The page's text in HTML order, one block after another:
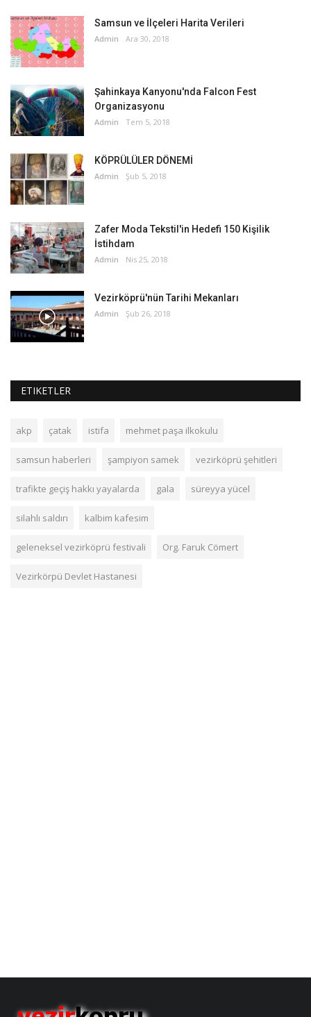
Samsun ve İlçeleri Harita Verileri
Admin Ara 30, 2018
Şahinkaya Kanyonu'nda Falcon Fest
Organizasyonu
Admin Tem 5, 2018
KÖPRÜLÜLER DÖNEMİ
Admin Şub 5, 2018
Zafer Moda Tekstil'in Hedefi 150 Kişilik
İstihdam
Admin Nis 25, 2018
Vezirköprü'nün Tarihi Mekanları
Admin Şub 26, 2018
ETIKETLER
akp çatak istifa mehmet paşa ilkokulu
samsun haberleri şampiyon samek vezirköprü şehitleri
trafikte geçiş hakkı yayalarda gala süreyya yücel
silahlı saldırı kalbim kafesim
geleneksel vezirköprü festivali Org. Faruk Cömert
Vezirkörpü Devlet Hastanesi